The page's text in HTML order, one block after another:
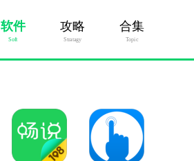
软件
Soft
攻略
Stratagy
合集
Topic